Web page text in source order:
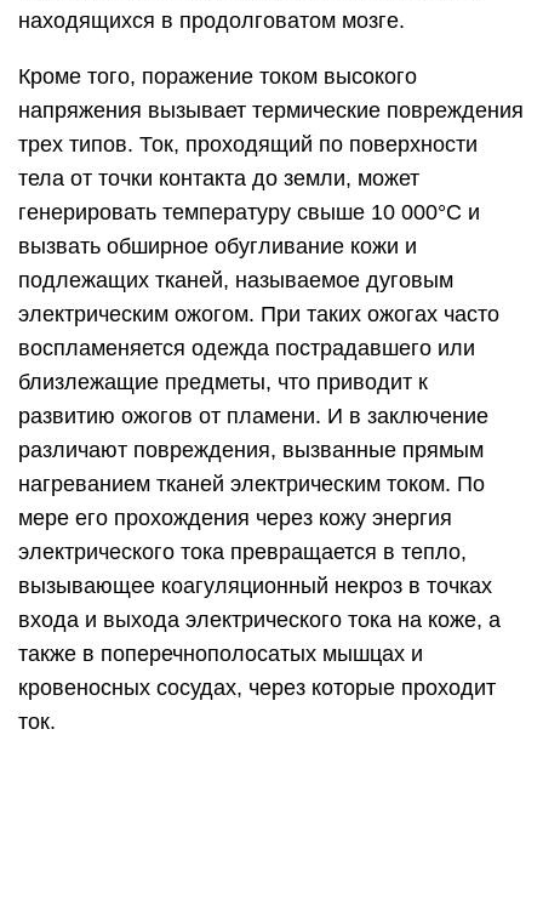
находящихся в продолговатом мозге.
Кроме того, поражение током высокого
напряжения вызывает термические повреждения
трех типов. Ток, проходящий по поверхности
тела от точки контакта до земли, может
генерировать температуру свыше 10 000°С и
вызвать обширное обугливание кожи и
подлежащих тканей, называемое дуговым
электрическим ожогом. При таких ожогах часто
воспламеняется одежда пострадавшего или
близлежащие предметы, что приводит к
развитию ожогов от пламени. И в заключение
различают повреждения, вызванные прямым
нагреванием тканей электрическим током. По
мере его прохождения через кожу энергия
электрического тока превращается в тепло,
вызывающее коагуляционный некроз в точках
входа и выхода электрического тока на коже, а
также в поперечнополосатых мышцах и
кровеносных сосудах, через которые проходит
ток.